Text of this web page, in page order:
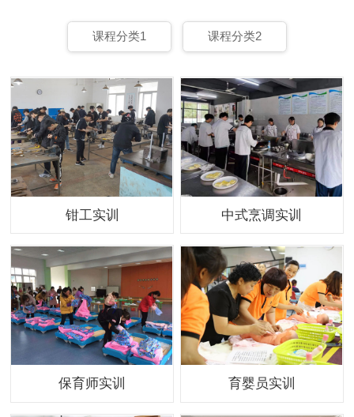
课程分类1 课程分类2
钳工实训 中式烹调实训
保育师实训 育婴员实训